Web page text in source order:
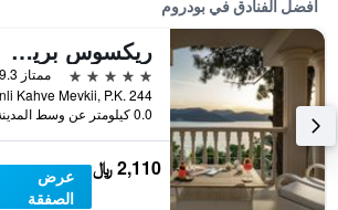
أفضل الفنادق في بودروم
ريكسوس بريميوم بودروم
5 نجوم
ممتاز 9.3
0.0 كيلومتر عن وسط المدينة
2,110 ﷼
عرض
الصفقة